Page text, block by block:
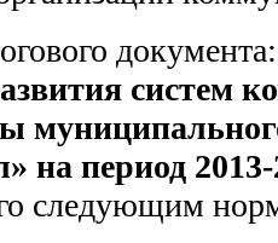
систем
на период 2013-
следующим